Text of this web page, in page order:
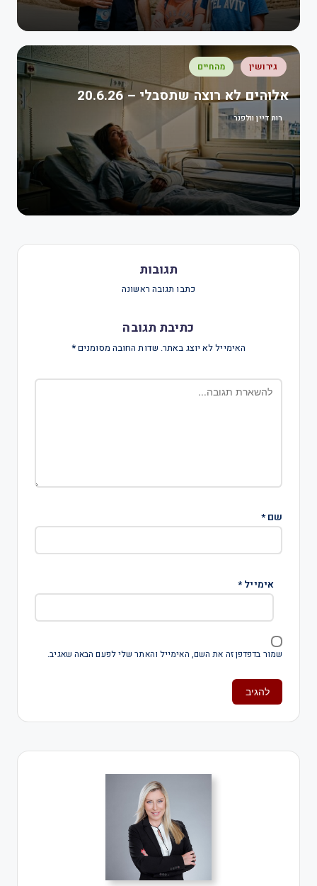
גירושין מהחיים
אלוהים לא רוצה שתסבלי – 20.6.26
רות דיין וולפנר
תגובות
כתבו תגובה ראשונה
כתיבת תגובה
האימייל לא יוצג באתר. שדות החובה מסומנים*
שם*
אימייל*
שמור בדפדפן זה את השם, האימייל והאתר שלי לפעם הבאה שאגיב.